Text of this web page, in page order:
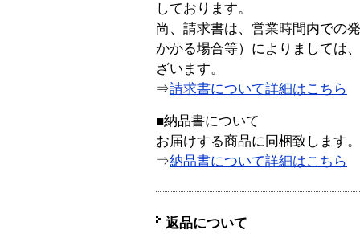
しております。
尚、請求書は、営業時間内での
かかる場合等）によりましては
ざいます。
⇒請求書について詳細はこちら
■納品書について
お届けする商品に同梱致します。
⇒納品書について詳細はこちら
返品について